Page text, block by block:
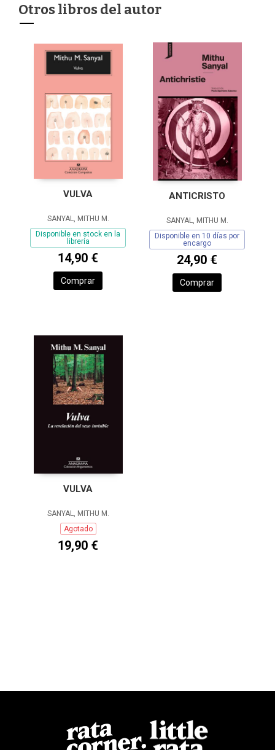
Otros libros del autor
VULVA
SANYAL, MITHU M.
Disponible en stock en la
librería
14,90 €
Comprar
ANTICRISTO
SANYAL, MITHU M.
Disponible en 10 días por
encargo
24,90 €
Comprar
VULVA
SANYAL, MITHU M.
Agotado
19,90 €